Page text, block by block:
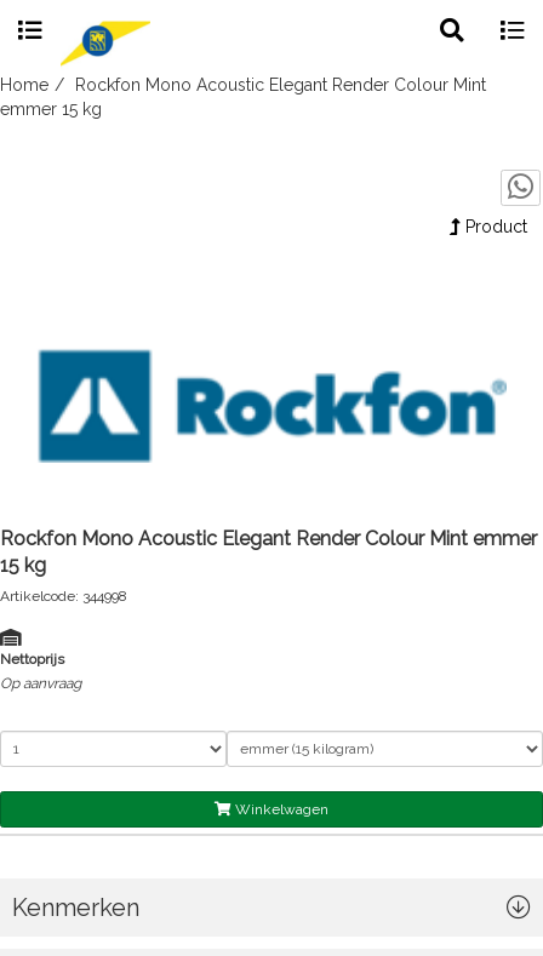
Skip
to
search
Home
Rockfon Mono Acoustic Elegant Render Colour Mint
emmer 15 kg
Product
Rockfon Mono Acoustic Elegant Render Colour Mint emmer
15 kg
Artikelcode: 344998
Nettoprijs
Op aanvraag
Winkelwagen
Kenmerken